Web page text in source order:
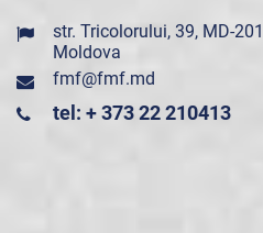
str. Tricolorului, 39, MD-
Moldova
fmf@fmf.md
tel: + 373 22 210413